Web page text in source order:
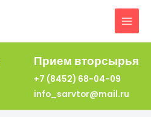
Прием вторсырья
+7 (8452) 68-04-09
info_sarvtor@mail.ru